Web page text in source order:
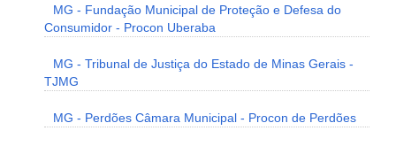
MG - Fundação Municipal de Proteção e Defesa do
Consumidor - Procon Uberaba
MG - Tribunal de Justiça do Estado de Minas Gerais -
TJMG
MG - Perdões Câmara Municipal - Procon de Perdões